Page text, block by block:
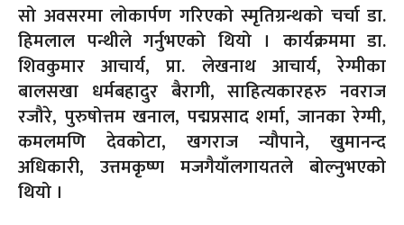
सो अवसरमा लोकार्पण गरिएको स्मृतिग्रन्थको चर्चा डा.
हिमलाल पन्थीले गर्नुभएको थियो । कार्यक्रममा डा.
शिवकुमार आचार्य, प्रा. लेखनाथ आचार्य, रेग्मीका
बालसखा धर्मबहादुर बैरागी, साहित्यकारहरु नवराज
रजौरे, पुरुषोत्तम खनाल, पद्मप्रसाद शर्मा, जानका रेग्मी,
कमलमणि देवकोटा, खगराज न्यौपाने, खुमानन्द
अधिकारी, उत्तमकृष्ण मजगैयाँलगायतले बोल्नुभएको
थियो ।